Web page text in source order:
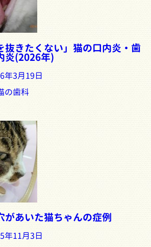
抜きたくない」猫の口内炎・歯
炎(2026年)
年3月19日
の歯科
があいた猫ちゃんの症例
年11月3日